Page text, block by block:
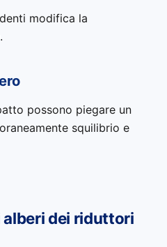
modifica la
possono piegare un
squilibrio e
dei riduttori